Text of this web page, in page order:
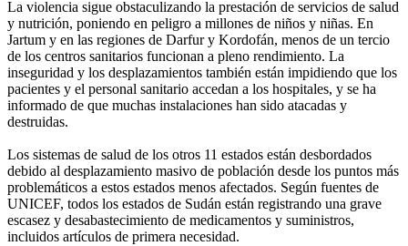
La violencia sigue obstaculizando la prestación de servicios de salud
y nutrición, poniendo en peligro a millones de niños y niñas. En
Jartum y en las regiones de Darfur y Kordofán, menos de un tercio
de los centros sanitarios funcionan a pleno rendimiento. La
inseguridad y los desplazamientos también están impidiendo que los
pacientes y el personal sanitario accedan a los hospitales, y se ha
informado de que muchas instalaciones han sido atacadas y
destruidas.
Los sistemas de salud de los otros 11 estados están desbordados
debido al desplazamiento masivo de población desde los puntos más
problemáticos a estos estados menos afectados. Según fuentes de
UNICEF, todos los estados de Sudán están registrando una grave
escasez y desabastecimiento de medicamentos y suministros,
incluidos artículos de primera necesidad.